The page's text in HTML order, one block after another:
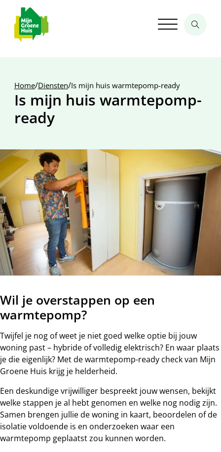
Home/Diensten/Is mijn huis warmtepomp-ready
Is mijn huis warmtepomp-
ready
Wil je overstappen op een
warmtepomp?
Twijfel je nog of weet je niet goed welke optie bij jouw
woning past – hybride of volledig elektrisch? En waar plaats
je die eigenlijk? Met de warmtepomp-ready check van Mijn
Groene Huis krijg je helderheid.
Een deskundige vrijwilliger bespreekt jouw wensen, bekijkt
welke stappen je al hebt genomen en welke nog nodig zijn.
Samen brengen jullie de woning in kaart, beoordelen of de
isolatie voldoende is en onderzoeken waar een
warmtepomp geplaatst zou kunnen worden.